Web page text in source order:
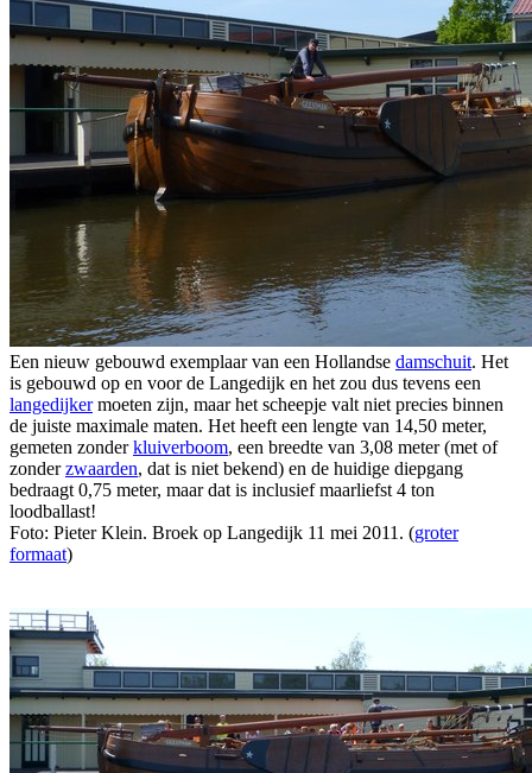
Een nieuw gebouwd exemplaar van een Hollandse damschuit. Het
is gebouwd op en voor de Langedijk en het zou dus tevens een
langedijkermoeten zijn, maar het scheepje valt niet precies binnen
de juiste maximale maten. Het heeft een lengte van 14,50 meter,
gemeten zonderkluiverboom, een breedte van 3,08 meter (met of
zonderzwaarden, dat is niet bekend) en de huidige diepgang
bedraagt 0,75 meter, maar dat is inclusief maarliefst 4 ton
loodballast!
Foto: Pieter Klein. Broek op Langedijk 11 mei 2011. (groter
formaat)